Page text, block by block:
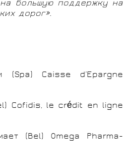
большую поддержку на
дорог».
(Spa) Caisse d’Epargne
Cofidis, le crédit en ligne
(Bel) Omega Pharma-